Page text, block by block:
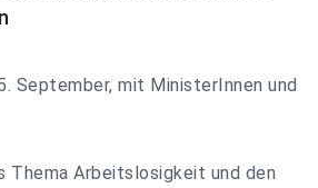
September, mit MinisterInnen und
Thema Arbeitslosigkeit und den